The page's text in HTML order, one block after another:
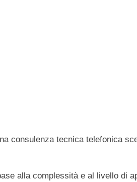
consulenza tecnica telefonica
alla complessità e al livello di